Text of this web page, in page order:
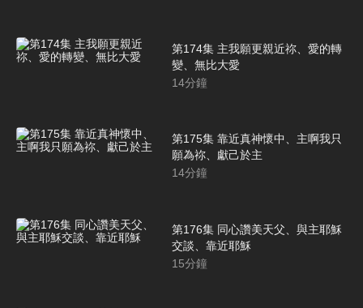
第174集 主我願更親近祢、愛的轉
變、無比大愛
14分鐘
第175集 靠近真神懷中、主啊我只
願為祢、獻己於主
14分鐘
第176集 同心讚美天父、與主耶穌
交談、靠近耶穌
15分鐘